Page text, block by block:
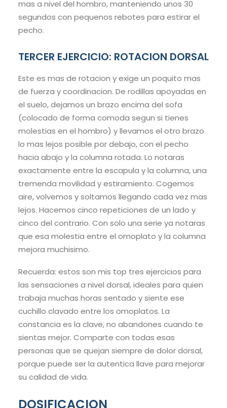
mas a nivel del hombro, manteniendo unos 30
segundos con pequenos rebotes para estirar el
pecho.
TERCER EJERCICIO: ROTACION DORSAL
Este es mas de rotacion y exige un poquito mas
de fuerza y coordinacion. De rodillas apoyadas en
el suelo, dejamos un brazo encima del sofa
(colocado de forma comoda segun si tienes
molestias en el hombro) y llevamos el otro brazo
lo mas lejos posible por debajo, con el pecho
hacia abajo y la columna rotada. Lo notaras
exactamente entre la escapula y la columna, una
tremenda movilidad y estiramiento. Cogemos
aire, volvemos y soltamos llegando cada vez mas
lejos. Hacemos cinco repeticiones de un lado y
cinco del contrario. Con solo una serie ya notaras
que esa molestia entre el omoplato y la columna
mejora muchisimo.
Recuerda: estos son mis top tres ejercicios para
las sensaciones a nivel dorsal, ideales para quien
trabaja muchas horas sentado y siente ese
cuchillo clavado entre los omoplatos. La
constancia es la clave, no abandones cuando te
sientas mejor. Comparte con todas esas
personas que se quejan siempre de dolor dorsal,
porque puede ser la autentica llave para mejorar
su calidad de vida.
DOSIFICACION